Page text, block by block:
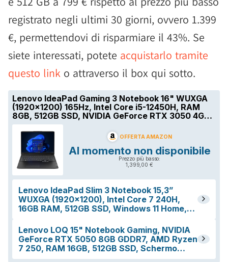
registrato negli ultimi 30 giorni, ovvero 1.399
€, permettendovi di risparmiare il 43%. Se
siete interessati, potete acquistarlo tramite
questo link o attraverso il box qui sotto.